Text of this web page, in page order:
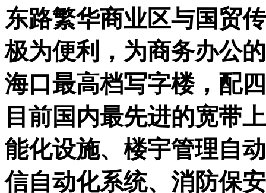
东路繁华商业区与国贸
极为便利，为商务办公
海口最高档写字楼，配
目前国内最先进的宽带
能化设施、楼宇管理自
信自动化系统、消防保